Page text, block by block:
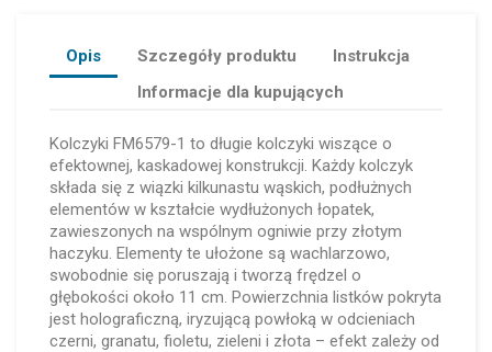
Opis Szczegóły produktu
Instrukcja
Informacje dla kupujących
Kolczyki FM6579-1 to długie kolczyki wiszące o
efektownej, kaskadowej konstrukcji. Każdy kolczyk
składa się z wiązki kilkunastu wąskich, podłużnych
elementów w kształcie wydłużonych łopatek,
zawieszonych na wspólnym ogniwie przy złotym
haczyku. Elementy te ułożone są wachlarzowo,
swobodnie się poruszają i tworzą frędzel o
głębokości około 11 cm. Powierzchnia listków pokryta
jest holograficzną, iryzującą powłoką w odcieniach
czerni, granatu, fioletu, zieleni i złota – efekt zależy od